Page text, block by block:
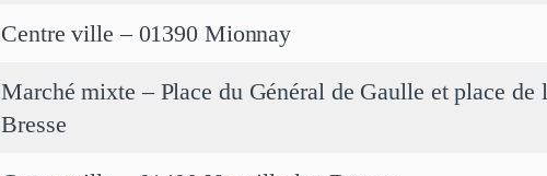
Centre ville – 01390 Mionnay
Marché mixte – Place du Général de Gaulle et place
Bresse